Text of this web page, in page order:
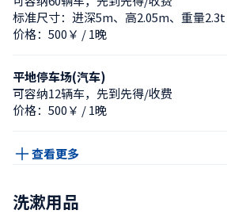
标准尺寸：进深5m、高2.05m、重量2.3t
价格：500￥ / 1晚
平地停车场(汽车)
可容纳12辆车，先到先得/收费
价格：500￥ / 1晚
查看更多
洗漱用品